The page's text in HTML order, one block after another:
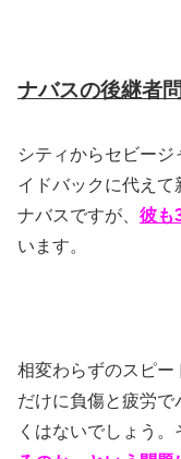
ナバスの後継者
シティからセビー
イドバックに代えて
ナバスですが、 彼も
います。
相変わらずのスピー
だけに負傷と疲労で
くはないでしょう。